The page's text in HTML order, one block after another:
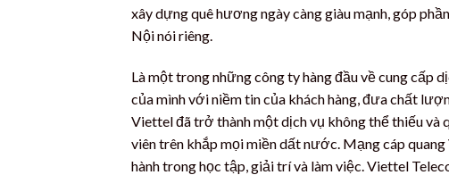
xây dựng quê hương ngày càng giàu mạnh, góp
Nội nói riêng.
Là một trong những công ty hàng đầu về cung cấp
của mình với niềm tin của khách hàng, đưa chất
Viettel đã trở thành một dịch vụ không thể thiếu và
viên trên khắp mọi miền dất nước. Mạng cáp
hành trong học tập, giải trí và làm việc. Viettel